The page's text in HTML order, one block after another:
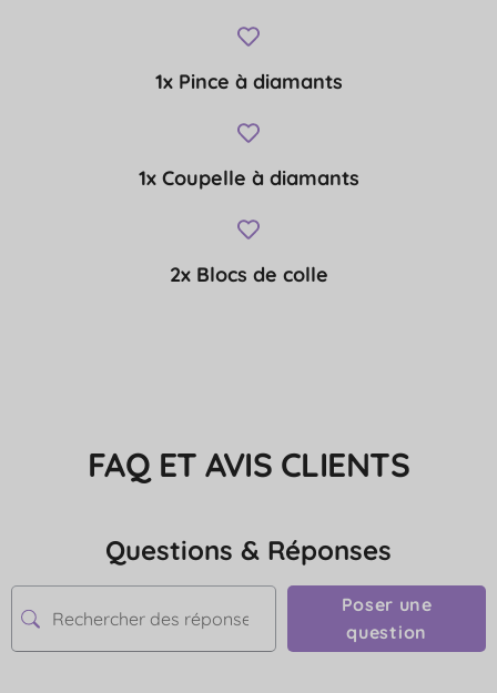
1x Pince à diamants
1x Coupelle à diamants
2x Blocs de colle
FAQ ET AVIS CLIENTS
Questions & Réponses
Poser une
question